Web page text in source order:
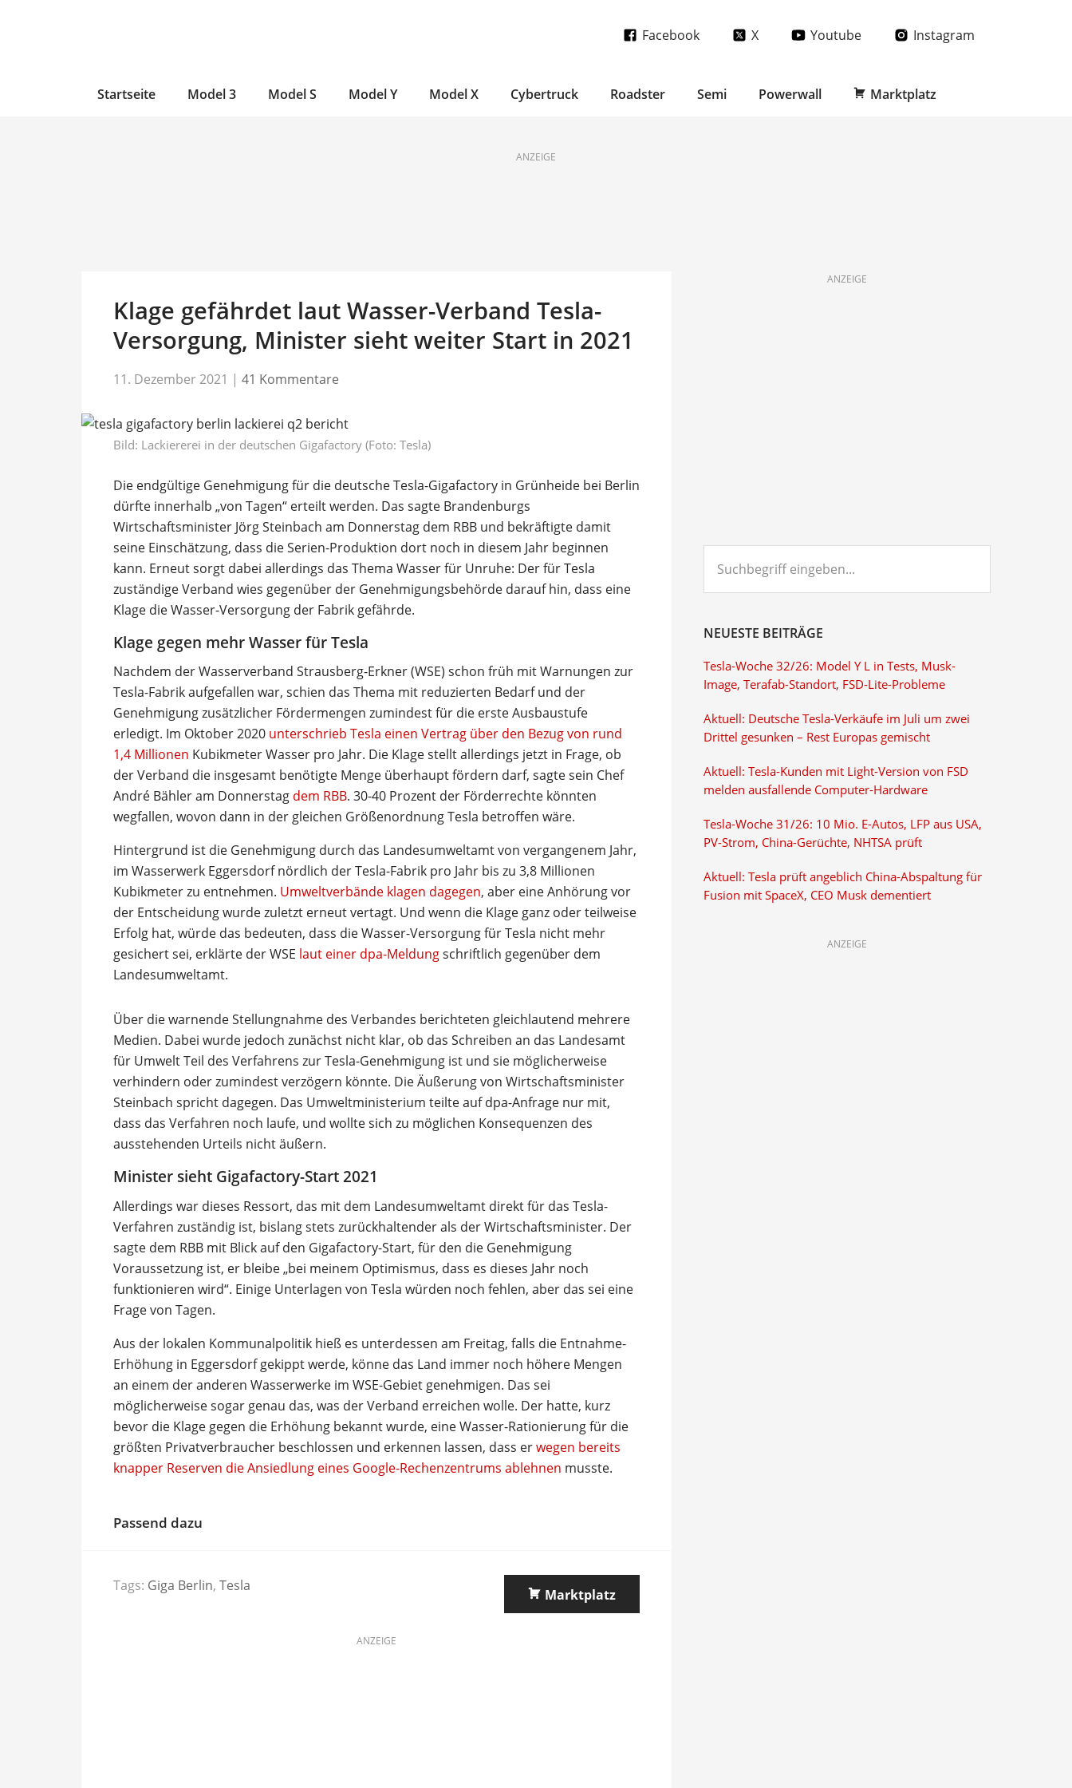
Facebook X Youtube Instagram
Startseite Model 3 Model S Model Y Model X Cybertruck Roadster Semi Powerwall Marktplatz
ANZEIGE
Klage gefährdet laut Wasser-Verband Tesla-
Versorgung, Minister sieht weiter Start in 2021
11. Dezember 2021 | 41 Kommentare
Bild: Lackiererei in der deutschen Gigafactory (Foto: Tesla)
Die endgültige Genehmigung für die deutsche Tesla-Gigafactory in Grünheide bei Berlin
dürfte innerhalb „von Tagen“ erteilt werden. Das sagte Brandenburgs
Wirtschaftsminister Jörg Steinbach am Donnerstag dem RBB und bekräftigte damit
seine Einschätzung, dass die Serien-Produktion dort noch in diesem Jahr beginnen
kann. Erneut sorgt dabei allerdings das Thema Wasser für Unruhe: Der für Tesla
zuständige Verband wies gegenüber der Genehmigungsbehörde darauf hin, dass eine
Klage die Wasser-Versorgung der Fabrik gefährde.
Klage gegen mehr Wasser für Tesla
Nachdem der Wasserverband Strausberg-Erkner (WSE) schon früh mit Warnungen zur
Tesla-Fabrik aufgefallen war, schien das Thema mit reduzierten Bedarf und der
Genehmigung zusätzlicher Fördermengen zumindest für die erste Ausbaustufe
erledigt. Im Oktober 2020 unterschrieb Tesla einen Vertrag über den Bezug von rund
1,4 Millionen Kubikmeter Wasser pro Jahr. Die Klage stellt allerdings jetzt in Frage, ob
der Verband die insgesamt benötigte Menge überhaupt fördern darf, sagte sein Chef
André Bähler am Donnerstag dem RBB. 30-40 Prozent der Förderrechte könnten
wegfallen, wovon dann in der gleichen Größenordnung Tesla betroffen wäre.
Hintergrund ist die Genehmigung durch das Landesumweltamt von vergangenem Jahr,
im Wasserwerk Eggersdorf nördlich der Tesla-Fabrik pro Jahr bis zu 3,8 Millionen
Kubikmeter zu entnehmen. Umweltverbände klagen dagegen, aber eine Anhörung vor
der Entscheidung wurde zuletzt erneut vertagt. Und wenn die Klage ganz oder teilweise
Erfolg hat, würde das bedeuten, dass die Wasser-Versorgung für Tesla nicht mehr
gesichert sei, erklärte der WSE laut einer dpa-Meldungschriftlich gegenüber dem
Landesumweltamt.
Über die warnende Stellungnahme des Verbandes berichteten gleichlautend mehrere
Medien. Dabei wurde jedoch zunächst nicht klar, ob das Schreiben an das Landesamt
für Umwelt Teil des Verfahrens zur Tesla-Genehmigung ist und sie möglicherweise
verhindern oder zumindest verzögern könnte. Die Äußerung von Wirtschaftsminister
Steinbach spricht dagegen. Das Umweltministerium teilte auf dpa-Anfrage nur mit,
dass das Verfahren noch laufe, und wollte sich zu möglichen Konsequenzen des
ausstehenden Urteils nicht äußern.
Minister sieht Gigafactory-Start 2021
Allerdings war dieses Ressort, das mit dem Landesumweltamt direkt für das Tesla-
Verfahren zuständig ist, bislang stets zurückhaltender als der Wirtschaftsminister. Der
sagte dem RBB mit Blick auf den Gigafactory-Start, für den die Genehmigung
Voraussetzung ist, er bleibe „bei meinem Optimismus, dass es dieses Jahr noch
funktionieren wird“. Einige Unterlagen von Tesla würden noch fehlen, aber das sei eine
Frage von Tagen.
Aus der lokalen Kommunalpolitik hieß es unterdessen am Freitag, falls die Entnahme-
Erhöhung in Eggersdorf gekippt werde, könne das Land immer noch höhere Mengen
an einem der anderen Wasserwerke im WSE-Gebiet genehmigen. Das sei
möglicherweise sogar genau das, was der Verband erreichen wolle. Der hatte, kurz
bevor die Klage gegen die Erhöhung bekannt wurde, eine Wasser-Rationierung für die
größten Privatverbraucher beschlossen und erkennen lassen, dass erwegen bereits
knapper Reserven die Ansiedlung eines Google-Rechenzentrums ablehnen musste.
Passend dazu
Tags: Giga Berlin, Tesla
Marktplatz
ANZEIGE
ANZEIGE
eingeben...
NEUESTE BEITRÄGE
Tesla-Woche 32/26: Model Y L in Tests, Musk-
Image, Terafab-Standort, FSD-Lite-Probleme
Aktuell: Deutsche Tesla-Verkäufe im Juli um zwei
Drittel gesunken – Rest Europas gemischt
Aktuell: Tesla-Kunden mit Light-Version von FSD
melden ausfallende Computer-Hardware
Tesla-Woche 31/26: 10 Mio. E-Autos, LFP aus USA,
PV-Strom, China-Gerüchte, NHTSA prüft
Aktuell: Tesla prüft angeblich China-Abspaltung für
Fusion mit SpaceX, CEO Musk dementiert
ANZEIGE